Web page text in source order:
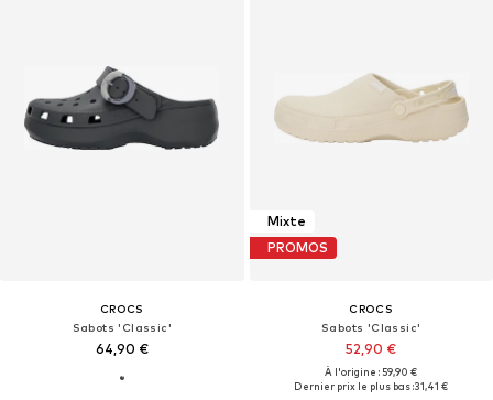
CROCS
Sabots 'Classic'
64,90 €
Mixte
PROMOS
CROCS
Sabots 'Classic'
52,90 €
À l'origine : 59,90 €
Dernier prix le plus bas :31,41 €